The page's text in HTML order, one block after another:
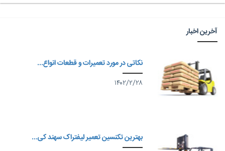
آخرین اخبار
نکاتی در مورد تعمیرات و قطعات انواع...
۱۴۰۲/۲/۲۸
بهترین تکنسین تعمیر لیفتراک سهند کی...